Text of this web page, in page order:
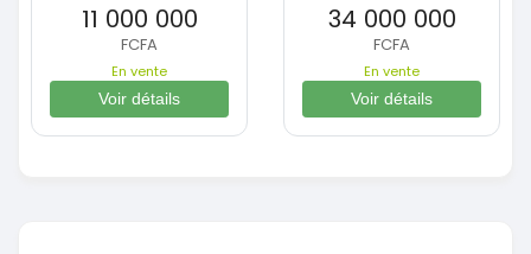
11 000 000
FCFA
En vente
Voir détails
34 000 000
FCFA
En vente
Voir détails